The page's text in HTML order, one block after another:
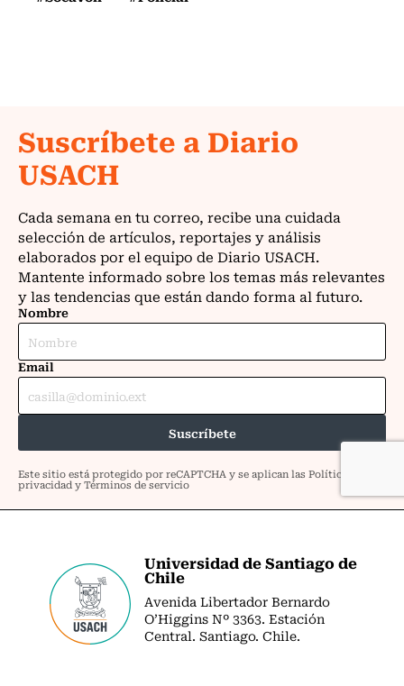
Universidad de Santiago de
Chile
Avenida Libertador Bernardo
O’Higgins Nº 3363. Estación
Central. Santiago. Chile.